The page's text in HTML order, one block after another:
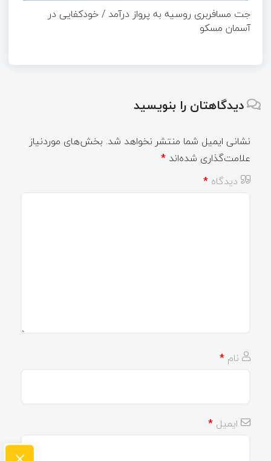
جت مسافربری روسیه به پرواز درآمد / خودکفایی در
آسمان مسکو
دیدگاهتان را بنویسید
نشانی ایمیل شما منتشر نخواهد شد. بخش‌های موردنیاز
علامت‌گذاری شده‌اند *
دیدگاه *
نام *
ایمیل *